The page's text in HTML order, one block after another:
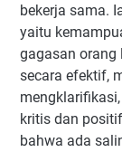
bekerja sama.
yaitu
gagasan orang
secara efektif,
kritis dan
bahwa ada